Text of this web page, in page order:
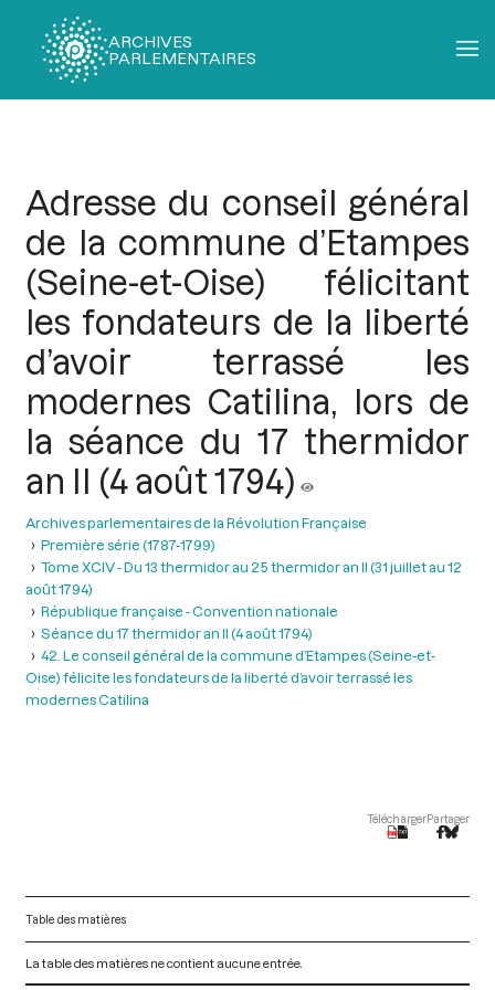
ARCHIVES
PARLEMENTAIRES
Adresse du conseil général
de la commune d’Etampes
(Seine-et-Oise) félicitant
les fondateurs de la liberté
d’avoir terrassé les
modernes Catilina, lors de
la séance du 17 thermidor
an II (4 août 1794)
Archives parlementaires de la Révolution Française
Première série (1787-1799)
Tome XCIV - Du 13 thermidor au 25 thermidor an II (31 juillet au 12
août 1794)
République française - Convention nationale
Séance du 17 thermidor an II (4 août 1794)
42. Le conseil général de la commune d’Etampes (Seine-et-
Oise) félicite les fondateurs de la liberté d’avoir terrassé les
modernes Catilina
TéléchargerPartager
Table des matières
La table des matières ne contient aucune entrée.